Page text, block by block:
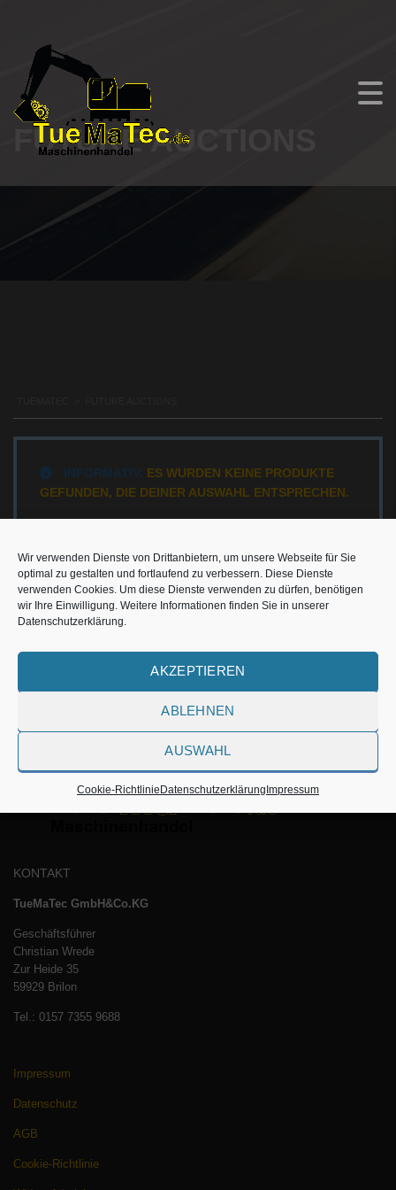
Wir verwenden Dienste von Drittanbietern, um unsere Webseite für Sie
optimal zu gestalten und fortlaufend zu verbessern. Diese Dienste
verwenden Cookies. Um diese Dienste verwenden zu dürfen, benötigen
wir Ihre Einwilligung. Weitere Informationen finden Sie in unserer
Datenschutzerklärung.
AKZEPTIEREN
ABLEHNEN
AUSWAHL
Cookie-RichtlinieDatenschutzerklärungImpressum
FUTURE AUCTIONS
INFORMATIV. ES WURDEN KEINE PRODUKTE
GEFUNDEN, DIE DEINER AUSWAHL ENTSPRECHEN.
KONTAKT
TueMaTec GmbH&Co.KG
Geschäftsführer
Christian Wrede
Zur Heide 35
59929 Brilon
Tel.: 0157 7355 9688
Impressum
Datenschutz
AGB
Cookie-Richtlinie